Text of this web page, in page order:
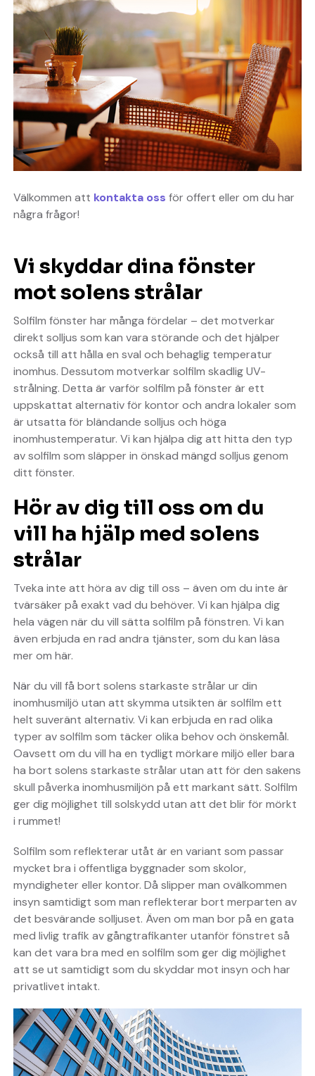
Välkommen att kontakta oss för offert eller om du har
några frågor!
Vi skyddar dina fönster
mot solens strålar
Solfilm fönster har många fördelar – det motverkar
direkt solljus som kan vara störande och det hjälper
också till att hålla en sval och behaglig temperatur
inomhus. Dessutom motverkar solfilm skadlig UV-
strålning. Detta är varför solfilm på fönster är ett
uppskattat alternativ för kontor och andra lokaler som
är utsatta för bländande solljus och höga
inomhustemperatur. Vi kan hjälpa dig att hitta den typ
av solfilm som släpper in önskad mängd solljus genom
ditt fönster.
Hör av dig till oss om du
vill ha hjälp med solens
strålar
Tveka inte att höra av dig till oss – även om du inte är
tvärsäker på exakt vad du behöver. Vi kan hjälpa dig
hela vägen när du vill sätta solfilm på fönstren. Vi kan
även erbjuda en rad andra tjänster, som du kan läsa
mer om här.
När du vill få bort solens starkaste strålar ur din
inomhusmiljö utan att skymma utsikten är solfilm ett
helt suveränt alternativ. Vi kan erbjuda en rad olika
typer av solfilm som täcker olika behov och önskemål.
Oavsett om du vill ha en tydligt mörkare miljö eller bara
ha bort solens starkaste strålar utan att för den sakens
skull påverka inomhusmiljön på ett markant sätt. Solfilm
ger dig möjlighet till solskydd utan att det blir för mörkt
i rummet!
Solfilm som reflekterar utåt är en variant som passar
mycket bra i offentliga byggnader som skolor,
myndigheter eller kontor. Då slipper man ovälkommen
insyn samtidigt som man reflekterar bort merparten av
det besvärande solljuset. Även om man bor på en gata
med livlig trafik av gångtrafikanter utanför fönstret så
kan det vara bra med en solfilm som ger dig möjlighet
att se ut samtidigt som du skyddar mot insyn och har
privatlivet intakt.